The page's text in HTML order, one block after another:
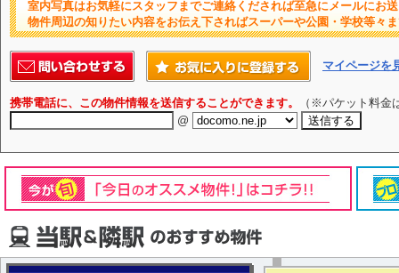
室内写真はお気軽にスタッフまでご連絡くだされば至急にメールにお
物件周辺の知りたい内容をお伝え下さればスーパーや公園・学校等々
マイページを
携帯電話に、この物件情報を送信することができます。
（※パケット料金
@